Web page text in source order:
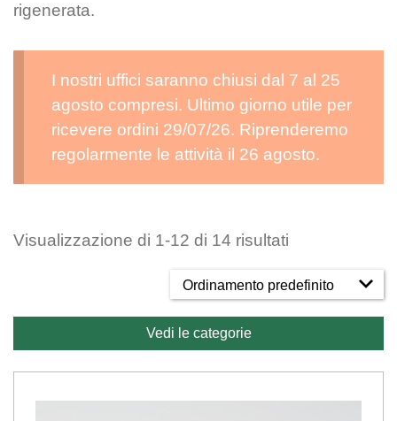
rigenerata.
I nostri uffici saranno chiusi dal 7 al 25
agosto compresi. Ultimo giorno utile per
ricevere ordini 29/07/26. Riprenderemo
regolarmente le attività il 26 agosto.
Visualizzazione di 1-12 di 14 risultati
Vedi le categorie